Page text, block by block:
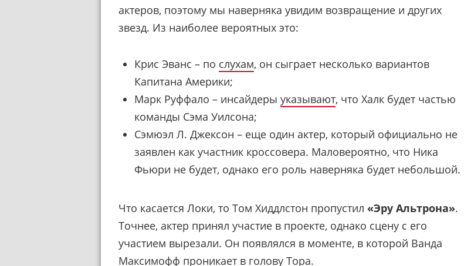
актеров, поэтому мы наверняка увидим возвращение и других
звезд. Из наиболее вероятных это:
Крис Эванс – по слухам, он сыграет несколько вариантов
Капитана Америки;
Марк Руффало – инсайдеры указывают, что Халк будет частью
команды Сэма Уилсона;
Сэмюэл Л. Джексон – еще один актер, который официально не
заявлен как участник кроссовера. Маловероятно, что Ника
Фьюри не будет, однако его роль наверняка будет небольшой.
Что касается Локи, то Том Хиддлстон пропустил «Эру Альтрона».
Точнее, актер принял участие в проекте, однако сцену с его
участием вырезали. Он появлялся в моменте, в которой Ванда
Максимофф проникает в голову Тора.